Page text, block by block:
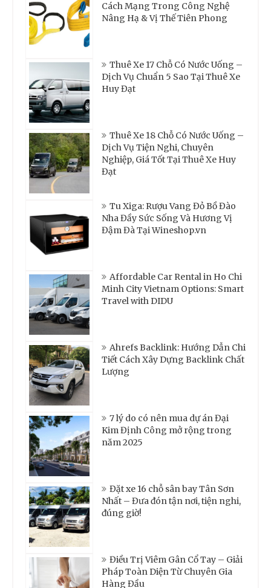
Cách Mạng Trong Công Nghệ
Nâng Hạ & Vị Thế Tiên Phong
Thuê Xe 17 Chỗ Có Nước Uống –
Dịch Vụ Chuẩn 5 Sao Tại Thuê Xe
Huy Đạt
Thuê Xe 18 Chỗ Có Nước Uống –
Dịch Vụ Tiện Nghi, Chuyên
Nghiệp, Giá Tốt Tại Thuê Xe Huy
Đạt
Tu Xiga: Rượu Vang Đỏ Bồ Đào
Nha Đầy Sức Sống Và Hương Vị
Đậm Đà Tại Wineshop.vn
Affordable Car Rental in Ho Chi
Minh City Vietnam Options: Smart
Travel with DIDU
Ahrefs Backlink: Hướng Dẫn Chi
Tiết Cách Xây Dựng Backlink Chất
Lượng
7 lý do có nên mua dự án Đại
Kim Định Công mở rộng trong
năm 2025
Đặt xe 16 chỗ sân bay Tân Sơn
Nhất – Đưa đón tận nơi, tiện nghi,
đúng giờ!
Điều Trị Viêm Gân Cổ Tay – Giải
Pháp Toàn Diện Từ Chuyên Gia
Hàng Đầu